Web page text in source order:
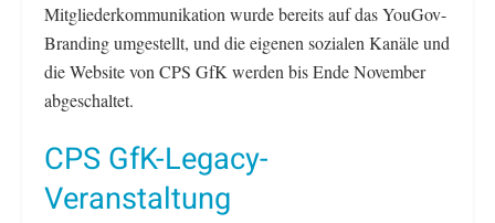
Mitgliederkommunikation wurde bereits auf das YouGov-
Branding umgestellt, und die eigenen sozialen Kanäle und
die Website von CPS GfK werden bis Ende November
abgeschaltet.
CPS GfK-Legacy-
Veranstaltung